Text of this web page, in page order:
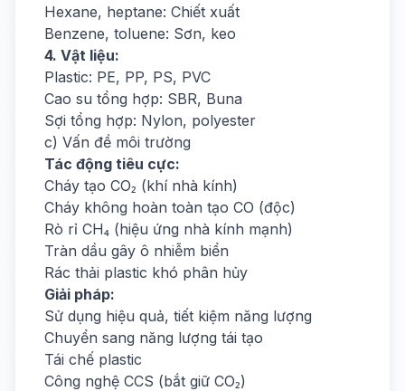
Hexane, heptane: Chiết xuất
Benzene, toluene: Sơn, keo
4. Vật liệu:
Plastic: PE, PP, PS, PVC
Cao su tổng hợp: SBR, Buna
Sợi tổng hợp: Nylon, polyester
c) Vấn đề môi trường
Tác động tiêu cực:
Cháy tạo CO₂ (khí nhà kính)
Cháy không hoàn toàn tạo CO (độc)
Rò rỉ CH₄ (hiệu ứng nhà kính mạnh)
Tràn dầu gây ô nhiễm biển
Rác thải plastic khó phân hủy
Giải pháp:
Sử dụng hiệu quả, tiết kiệm năng lượng
Chuyển sang năng lượng tái tạo
Tái chế plastic
Công nghệ CCS (bắt giữ CO₂)